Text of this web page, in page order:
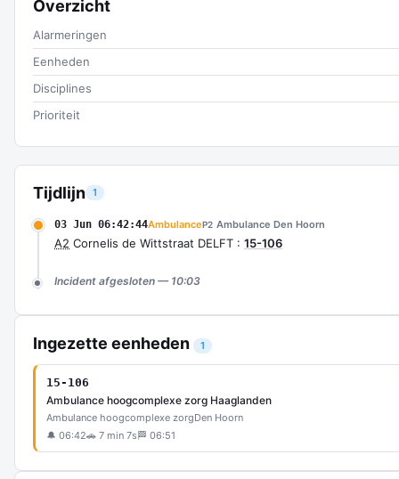
Tijdlijn 1
03 Jun 06:42:44AmbulanceP2 Ambulance Den Hoorn
A2 Cornelis de Wittstraat DELFT : 15-106
Incident afgesloten — 10:03
Ingezette eenheden 1
15-106
Ambulance hoogcomplexe zorg Haaglanden
Ambulance hoogcomplexe zorgDen Hoorn
🔔 06:42🚗 7 min 7s 🏁 06:51
Overzicht
Alarmeringen
Eenheden
Disciplines
Prioriteit